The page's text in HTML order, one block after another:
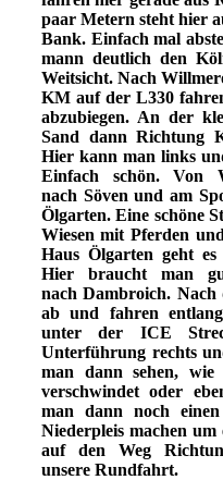
paar Metern steht hier
Bank. Einfach mal
mann deutlich den
Weitsicht. Nach
KM auf der L330
abzubiegen. An der
Sand dann Richtung
Hier kann man links
Einfach schön. Von
nach Söven und am
Ölgarten. Eine schöne
Wiesen mit Pferden
Haus Ölgarten geht
Hier braucht man
nach Dambroich.
ab und fahren
unter der ICE
Unterführung rechts
man dann sehen,
verschwindet oder
man dann noch
Niederpleis machen
auf den Weg
unsere Rundfahrt.